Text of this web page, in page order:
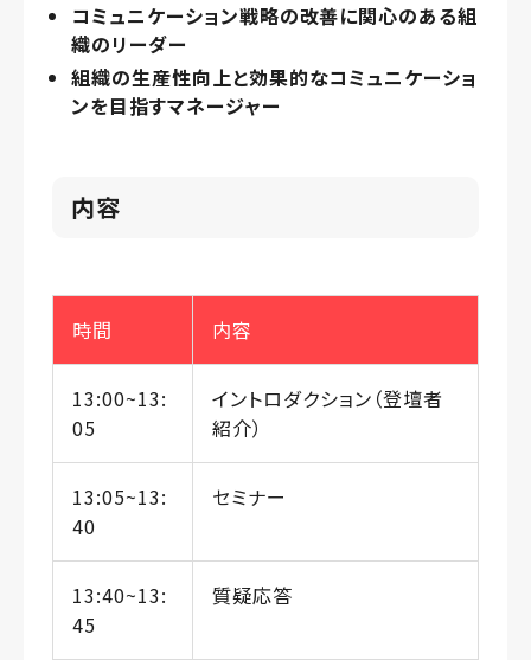
コミュニケーション戦略の改善に関心のある組
織のリーダー
組織の生産性向上と効果的なコミュニケーショ
ンを目指すマネージャー
内容
時間 内容
13:00~13:
05
イントロダクション（登壇者
紹介）
13:05~13:
40
セミナー
13:40~13:
45
質疑応答